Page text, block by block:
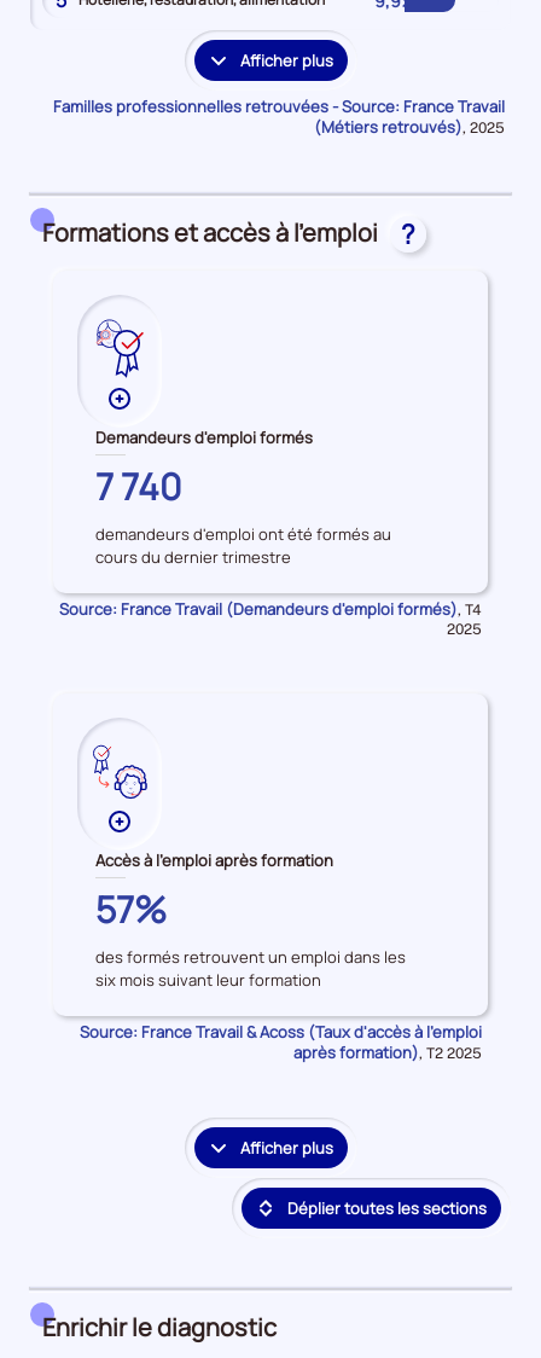
Afficher plus
les
familles
professionnelles
Familles professionnelles retrouvées - Source: France Travail
(Métiers retrouvés), Données
2025
Formations et accès à l'emploi ?
Plus
de
données
sur
les
Demandeurs
d'emploi
formés
Demandeurs d'emploi formés
PARIS
7 740
demandeurs d'emploi ont été formés au
cours du dernier trimestre
Source: France Travail (Demandeurs d'emploi formés), Données
pour
T4
2025
Plus
de
données
sur
les
Accès
à
l'emploi
après
Accès à l'emploi après formation
PARIS
57%
des formés retrouvent un emploi dans les
six mois suivant leur formation
Source: France Travail & Acoss (Taux d'accès à l'emploi
après formation), Données
T2 2025
Afficher plus
le
détail
des
accès
à
l'emploi
Déplier toutes les sections
Enrichir le diagnostic